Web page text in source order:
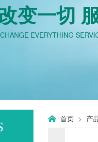
变一切
EVERYTHING
首页 产